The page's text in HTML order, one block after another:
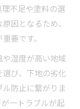
不足や塗料の選
因となるため、
要です。
湿度が高い地域
び、下地の劣化
防止に繋がりま
一トラブルが起